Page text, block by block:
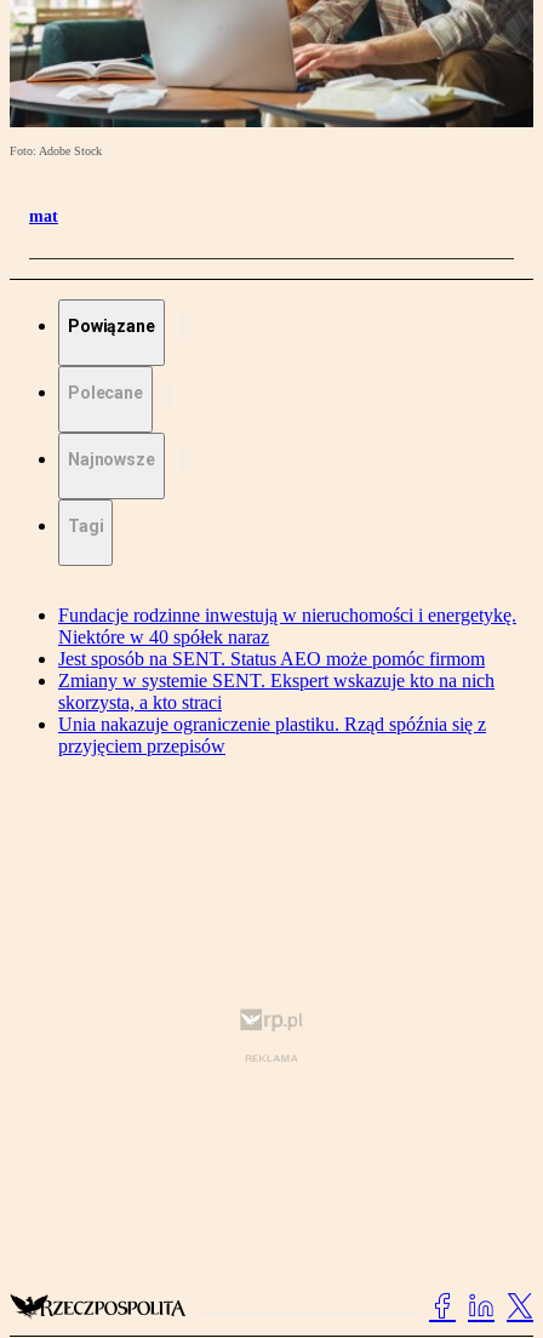
Foto: Adobe Stock
mat
Powiązane
Polecane
Najnowsze
Tagi
Fundacje rodzinne inwestują w nieruchomości i energetykę.
Niektóre w 40 spółek naraz
Jest sposób na SENT. Status AEO może pomóc firmom
Zmiany w systemie SENT. Ekspert wskazuje kto na nich
skorzysta, a kto straci
Unia nakazuje ograniczenie plastiku. Rząd spóźnia się z
przyjęciem przepisów